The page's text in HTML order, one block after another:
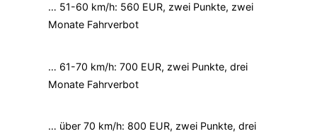
… 51-60 km/h: 560 EUR, zwei Punkte, zwei
Monate Fahrverbot
… 61-70 km/h: 700 EUR, zwei Punkte, drei
Monate Fahrverbot
… über 70 km/h: 800 EUR, zwei Punkte, drei